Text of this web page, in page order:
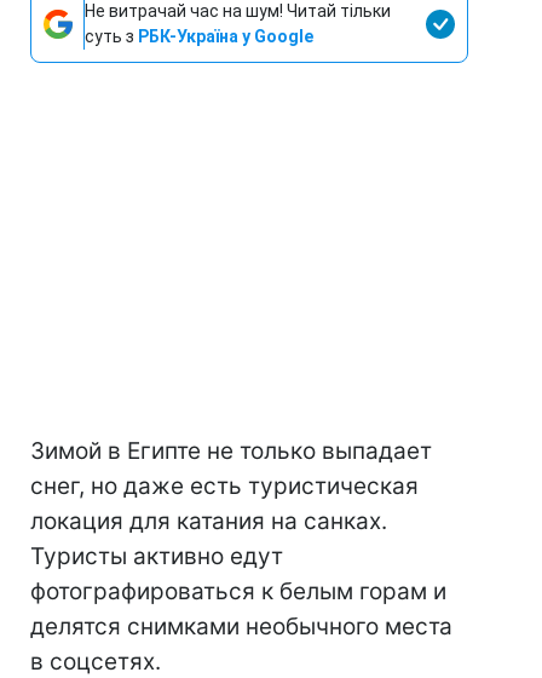
Не витрачай час на шум! Читай тільки
суть з РБК-Україна у Google
Зимой в Египте не только выпадает
снег, но даже есть туристическая
локация для катания на санках.
Туристы активно едут
фотографироваться к белым горам и
делятся снимками необычного места
в соцсетях.